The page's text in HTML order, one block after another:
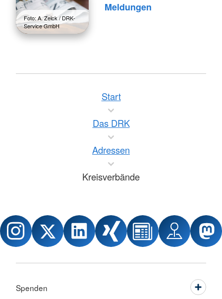
Foto: A. Zelck / DRK-
Service GmbH
Meldungen
Start
Das DRK
Adressen
Kreisverbände
Spenden